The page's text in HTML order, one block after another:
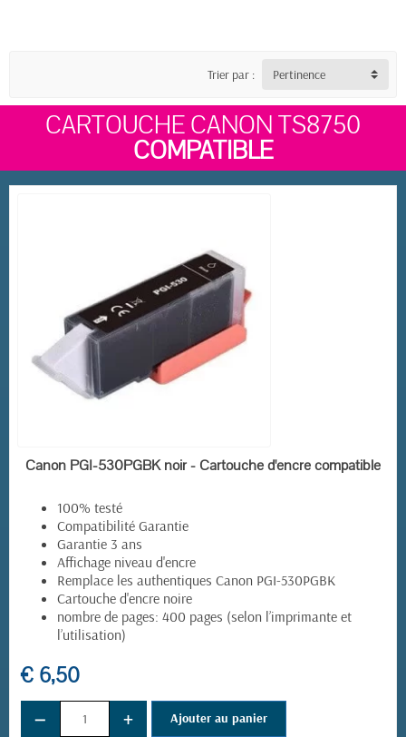
Trier par : Pertinence
CARTOUCHE CANON TS8750
COMPATIBLE
EN STOCK
Canon PGI-530PGBK noir - Cartouche d'encre compatible
100% testé
Compatibilité Garantie
Garantie 3 ans
Affichage niveau d'encre
Remplace les authentiques Canon PGI-530PGBK
Cartouche d'encre noire
nombre de pages: 400 pages (selon l’imprimante et
l’utilisation)
€ 6,50
− + Ajouter au panier